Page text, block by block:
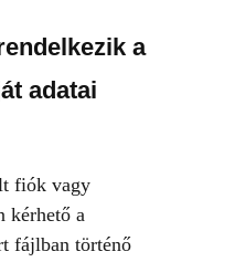
a
adatai
fiók vagy
kérhető a
fájlban történő